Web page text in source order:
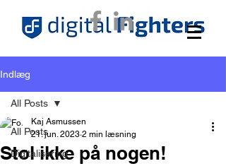
Indlæg
All Posts
Digitalisering
All Posts
Stol ikke på nogen!
Kaj Asmussen
21. jun. 2023 2 min læsning